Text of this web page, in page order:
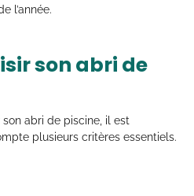
l’année.
son abri de
abri de piscine, il est
plusieurs critères essentiels.